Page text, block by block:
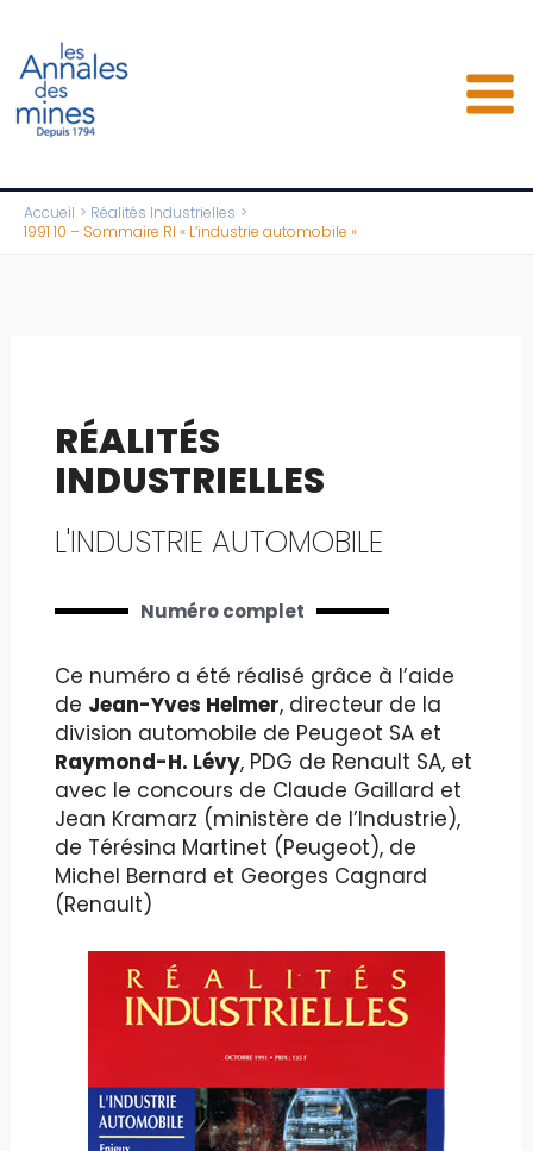
contenu
Accueil
Réalités Industrielles
1991 10 – Sommaire RI « L’industrie automobile »
RÉALITÉS
INDUSTRIELLES
L'INDUSTRIE AUTOMOBILE
Numéro complet
Ce numéro a été réalisé grâce à l’aide
de Jean-Yves Helmer, directeur de la
division automobile de Peugeot SA et
Raymond-H. Lévy, PDG de Renault SA, et
avec le concours de Claude Gaillard et
Jean Kramarz (ministère de l’Industrie),
de Térésina Martinet (Peugeot), de
Michel Bernard et Georges Cagnard
(Renault)